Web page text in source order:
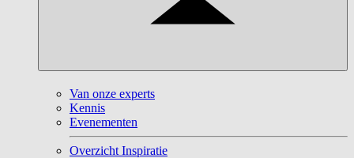
Van onze experts
Kennis
Evenementen
Overzicht Inspiratie